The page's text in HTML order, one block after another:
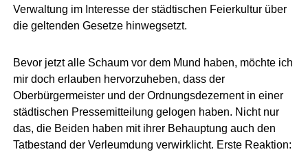
Verwaltung im Interesse der städtischen Feierkultur über
die geltenden Gesetze hinwegsetzt.
Bevor jetzt alle Schaum vor dem Mund haben, möchte ich
mir doch erlauben hervorzuheben, dass der
Oberbürgermeister und der Ordnungsdezernent in einer
städtischen Pressemitteilung gelogen haben. Nicht nur
das, die Beiden haben mit ihrer Behauptung auch den
Tatbestand der Verleumdung verwirklicht. Erste Reaktion: